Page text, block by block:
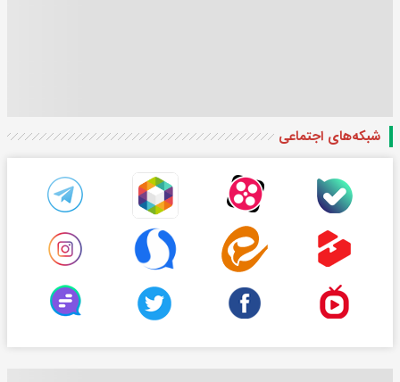
شبکه‌های اجتماعی